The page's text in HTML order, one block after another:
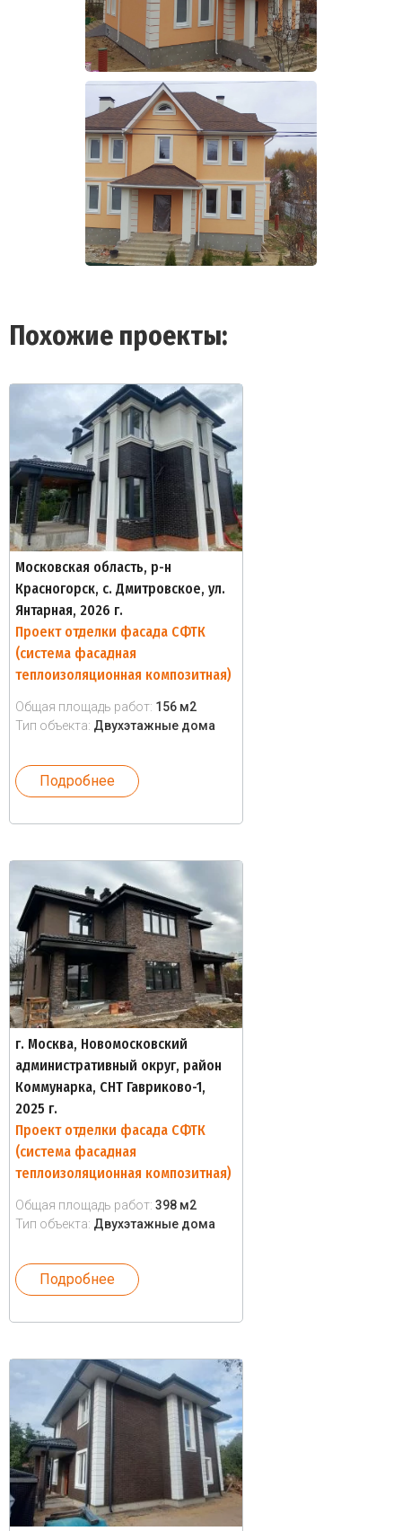
Похожие проекты:
Московская область, р-н
Красногорск, с. Дмитровское, ул.
Янтарная, 2026 г.
Проект отделки фасада СФТК
(система фасадная
теплоизоляционная композитная)
Общая площадь работ: 156 м2
Тип объекта: Двухэтажные дома
Подробнее
г. Москва, Новомосковский
административный округ, район
Коммунарка, СНТ Гавриково-1,
2025 г.
Проект отделки фасада СФТК
(система фасадная
теплоизоляционная композитная)
Общая площадь работ: 398 м2
Тип объекта: Двухэтажные дома
Подробнее